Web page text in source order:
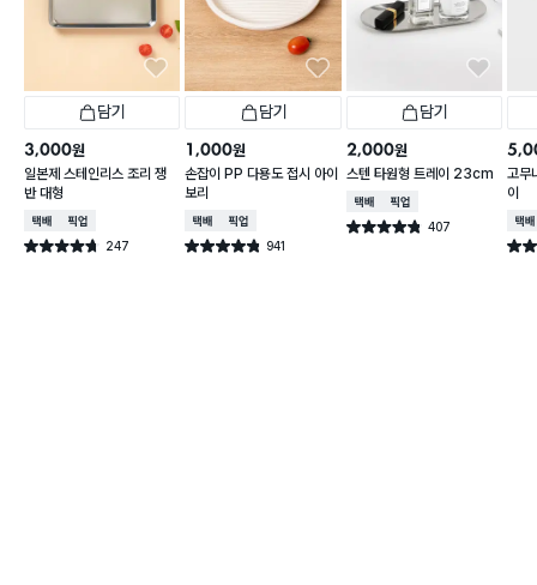
담기
3,000원
일본제 스테인리스 조리 쟁
반 대형
택배배송매장픽업
별점 4.7점 247
건 작성
담기
1,000원
손잡이 PP 다용도 접시 아이
보리
택배배송매장픽업
별점 4.8점 941
건 작성
담기
2,000원
스텐 타원형 트레이 23cm
택배배송매장픽업
별점 4.8점 407
건 작성
고무
이
택배
별점